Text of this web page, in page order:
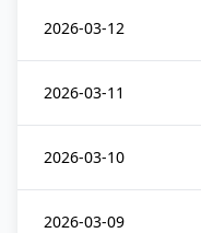
2026-03-12
2026-03-11
2026-03-10
2026-03-09